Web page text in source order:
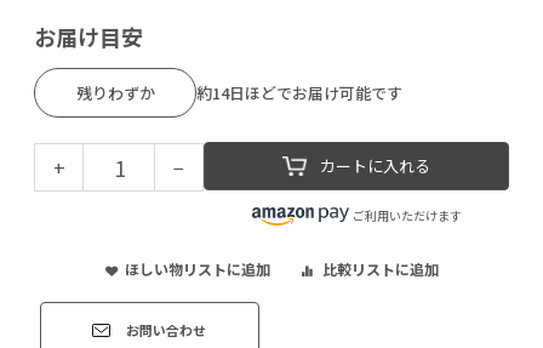
お届け目安
残りわずか 約14日ほどでお届け可能です
+ − カートに入れる
ご利用いただけます
ほしい物リストに追加 比較リストに追加
お問い合わせ